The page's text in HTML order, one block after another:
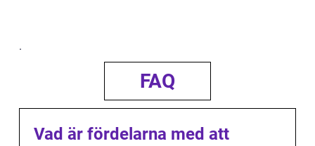
.
FAQ
Vad är fördelarna med att